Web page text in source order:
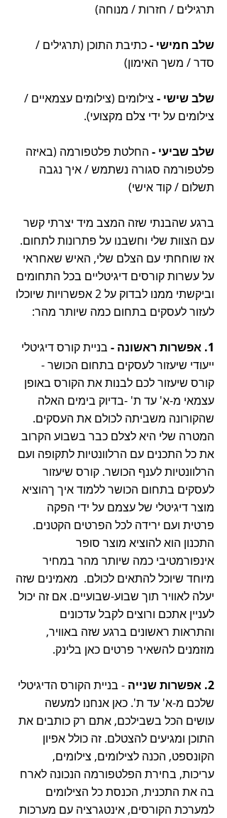
תרגילים / חזרות / מנוחה)
שלב חמישי - כתיבת התוכן (תרגילים /
סדר / משך האימון)
שלב שישי - צילומים (צילומים עצמאיים /
צילומים על ידי צלם מקצועי).
שלב שביעי - החלטת פלטפורמה (באיזה
פלטפורמה סגורה נשתמש / איך נגבה
תשלום / קוד אישי)
ברגע שהבנתי שזה המצב מיד יצרתי קשר
עם הצוות שלי וחשבנו על פתרונות לתחום.
אז שוחחתי עם הצלם שלי, האיש שאחראי
על עשרות קורסים דיגיטליים בכל התחומים
וביקשתי ממנו לבדוק על 2 אפשרויות שיוכלו
לעזור לעסקים בתחום כמה שיותר מהר:
1. אפשרות ראשונה -
בניית קורס דיגיטלי
ייעודי שיעזור לעסקים בתחום הכושר -
קורס שיעזור לכם לבנות את הקורס באופן
עצמאי מ-א' עד ת' -בדיוק בימים האלה
שהקורונה משביתה לכולם את העסקים.
המטרה שלי היא לצלם כבר בשבוע הקרוב
את כל התכנים עם הרלוונטיות לתקופה ועם
הרלוונטיות לענף הכושר. קורס שיעזור
לעסקים בתחום הכושר ללמוד איך ךהוציא
מוצר דיגיטלי של עצמם על ידי הפקה
פרטית ועם ירידה לכל הפרטים הקטנים.
התכנון הוא להוציא מוצר סופר
אינפורמטיבי כמה שיותר מהר במחיר
מיוחד שיוכל להתאים לכולם.  מאמינים שזה
יעלה לאוויר תוך שבוע-שבועיים. אם זה יכול
לעניין אתכם ורוצים לקבל עדכונים
והתראות ראשונים ברגע שזה באוויר,
מוזמנים להשאיר פרטים כאן בלינק.
2. אפשרות שנייה
- בניית הקורס הדיגיטלי
שלכם מ-א' עד ת'. כאן אנחנו למעשה
עושים הכל בשבילכם, אתם רק כותבים את
התוכן ומגיעים להצטלם. זה כולל אפיון
הקונספט, הכנה לצילומים, צילומים,
עריכות, בחירת הפלטפורמה הנכונה לארח
בה את התכנית, הכנסת כל הצילומים
למערכת הקורסים, אינטגרציה עם מערכות